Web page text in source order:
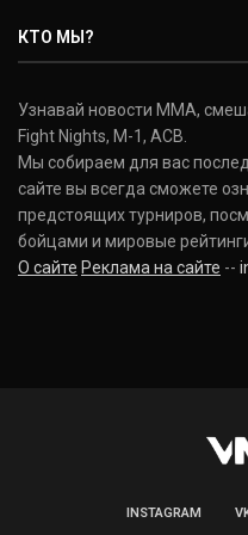
Donald
(36-15-0, 1)
Исраэль
Israel
(19-0-0, 0)
КТО МЫ?
Узнавай новости ММА,
Fight Nights, M-1, ACB.
Мы собираем для вас
сайте вы всегда сможете
предстоящих турниров,
бойцами и мировые
О сайте Реклама на сайте --
INSTAGRAM